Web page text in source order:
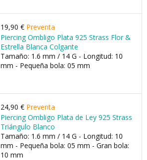
19,90 € Preventa
Piercing Ombligo Plata 925 Strass Flor &
Estrella Blanca Colgante
Tamaño: 1.6 mm / 14 G - Longitud: 10
mm - Pequeña bola: 05 mm
24,90 € Preventa
Piercing Ombligo Plata de Ley 925 Strass
Triángulo Blanco
Tamaño: 1.6 mm / 14 G - Longitud: 10
mm - Pequeña bola: 05 mm - Gran bola:
10 mm